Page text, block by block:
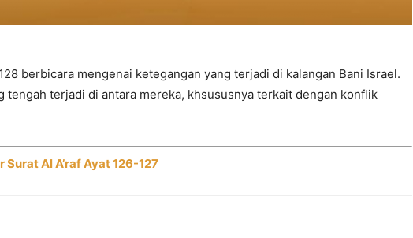
berbicara mengenai ketegangan yang terjadi di kalangan Bani Israel.
tengah terjadi di antara mereka, khsususnya terkait dengan konflik
Surat Al A’raf Ayat 126-127